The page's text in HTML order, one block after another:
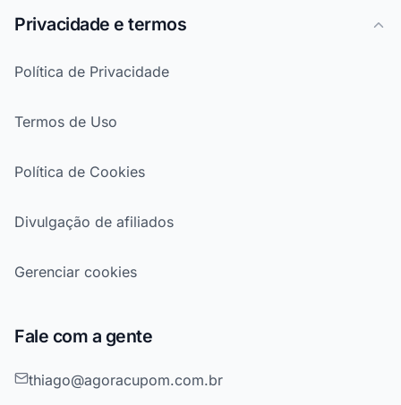
Privacidade e termos
Política de Privacidade
Termos de Uso
Política de Cookies
Divulgação de afiliados
Gerenciar cookies
Fale com a gente
thiago@agoracupom.com.br